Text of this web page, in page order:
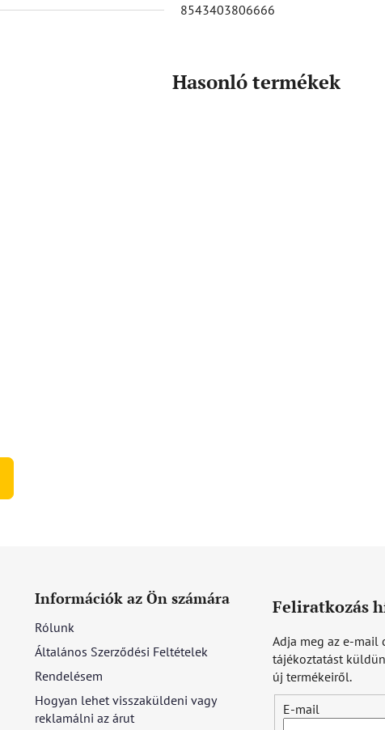
8543403806666
Hasonló termékek
Információk az Ön számára
Rólunk
Általános Szerződési Feltételek
Rendelésem
Hogyan lehet visszaküldeni vagy
reklamálni az árut
Feliratkozás
Adja meg az e-mail
tájékoztatást
új termékeiről.
E-mail